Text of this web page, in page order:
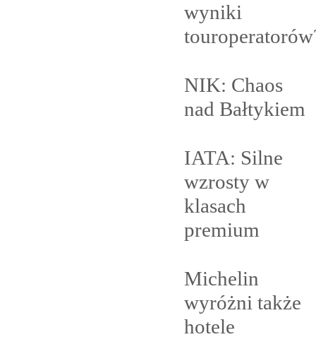
wyniki
NIK: Chaos
nad Bałtykiem
IATA: Silne
wzrosty w
klasach
premium
Michelin
wyróżni także
hotele